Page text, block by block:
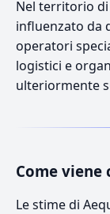
Nel territorio di
influenzato da
operatori
logistici e
ulteriormente
Come viene
Le stime di